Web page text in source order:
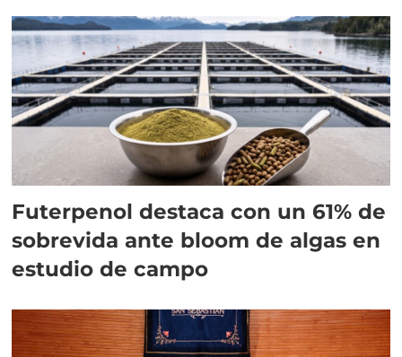
Futerpenol destaca con un 61% de
sobrevida ante bloom de algas en
estudio de campo